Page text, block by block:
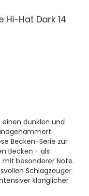
Hi-Hat Dark 14
dunklen und
Becken-Serie zur
Becken - als
besonderer Note.
Schlagzeuger
klanglicher